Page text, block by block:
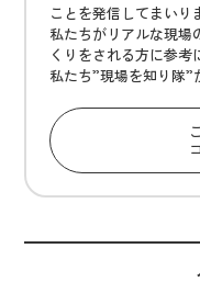
ことを発信してまいり
私たちがリアルな現場
くりをされる方に参考
私たち”現場を知り隊”